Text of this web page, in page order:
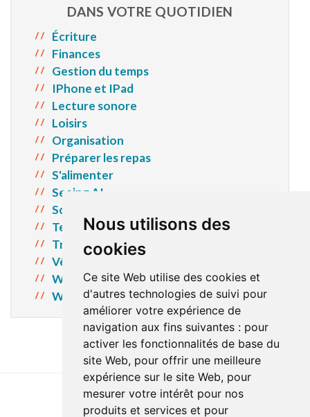
Nous utilisons des
cookies
Ce site Web utilise des cookies et
d'autres technologies de suivi pour
améliorer votre expérience de
navigation aux fins suivantes : pour
activer les fonctionnalités de base du
site Web, pour offrir une meilleure
expérience sur le site Web, pour
mesurer votre intérêt pour nos
produits et services et pour
DANS VOTRE QUOTIDIEN
Écriture
Finances
Gestion du temps
IPhone et IPad
Lecture sonore
Loisirs
Organisation
Préparer les repas
S'alimenter
Seeing AI
Soins personnels
Techniques de table
Tricot
Vêtements
Windows 10
Windows 11
Dernière mise à jour : 19 janvier 2026